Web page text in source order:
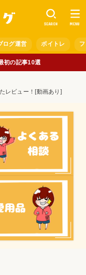
ログ運営 ボイトレ
SEARCH MENU
初の記事10選
レビュー！[動画あり]